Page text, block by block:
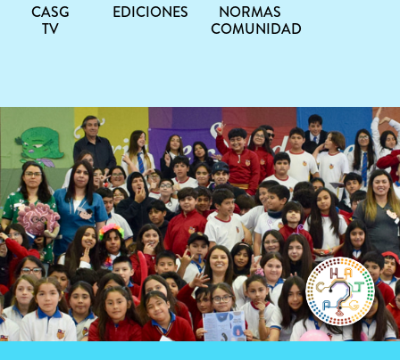
CASG
TV
EDICIONES
NORMAS
COMUNIDAD